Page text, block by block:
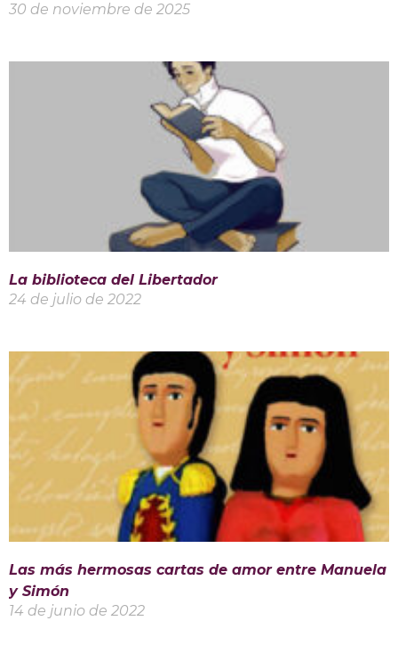
30 de noviembre de 2025
La biblioteca del Libertador
24 de julio de 2022
Las más hermosas cartas de amor entre Manuela
y Simón
14 de junio de 2022